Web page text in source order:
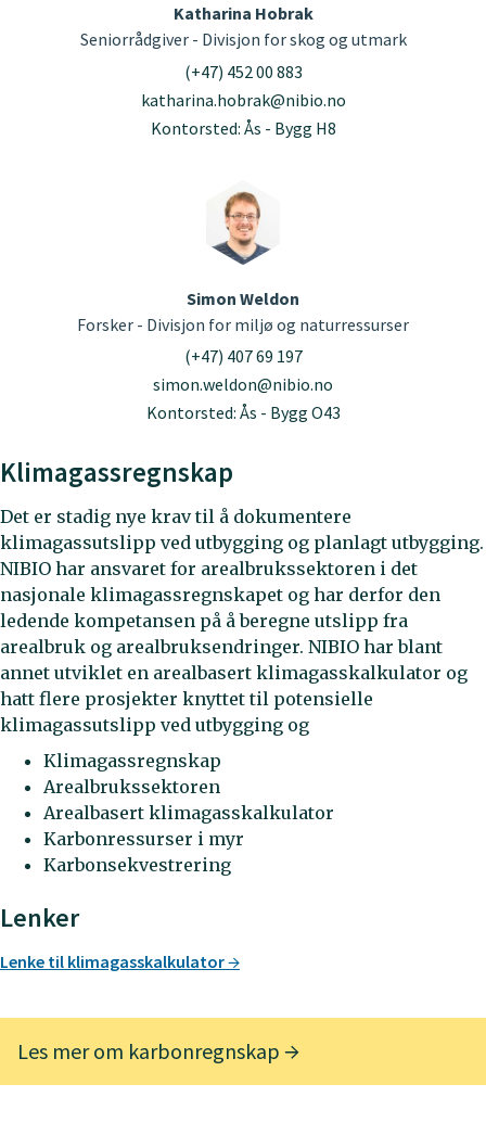
Katharina Hobrak
Seniorrådgiver - Divisjon for skog og utmark
(+47) 452 00 883
katharina.hobrak@nibio.no
Kontorsted: Ås - Bygg H8
Simon Weldon
Forsker - Divisjon for miljø og naturressurser
(+47) 407 69 197
simon.weldon@nibio.no
Kontorsted: Ås - Bygg O43
Klimagassregnskap
Det er stadig nye krav til å dokumentere
klimagassutslipp ved utbygging og planlagt utbygging.
NIBIO har ansvaret for arealbrukssektoren i det
nasjonale klimagassregnskapet og har derfor den
ledende kompetansen på å beregne utslipp fra
arealbruk og arealbruksendringer. NIBIO har blant
annet utviklet en arealbasert klimagasskalkulator og
hatt flere prosjekter knyttet til potensielle
klimagassutslipp ved utbygging og
Klimagassregnskap
Arealbrukssektoren
Arealbasert klimagasskalkulator
Karbonressurser i myr
Karbonsekvestrering
Lenker
Lenke til klimagasskalkulator
Les mer om karbonregnskap